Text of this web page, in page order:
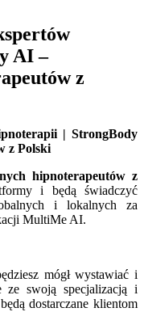
AI –
z
| StrongBody
z Polski
hipnoterapeutów z
i będą świadczyć
i lokalnych za
MultiMe AI.
mógł wystawiać i
ze swoją specjalizacją i
dostarczane klientom